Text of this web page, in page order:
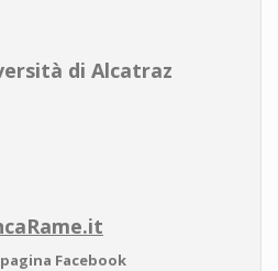
di Alcatraz
Facebook